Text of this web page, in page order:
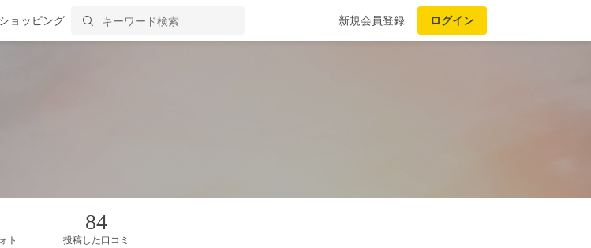
ョッピング 新規会員登録 ログイン
ト
84
投稿した口コミ